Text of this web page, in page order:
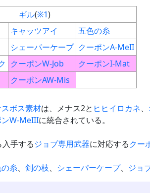
ギル(※1)
キャッツアイ
五色の糸
シェーパーケープ クーポンA-MeII
クーポンW-Job
クーポンI-Mat
クーポンAW-Mis
スボス素材は、メナス2と ヒヒイロカネ、
ンW-MeIIIに統合されている。
入手するジョブ専用武器に対応するクー
糸、 剣の枝、 シェーパーケープ、 ジョ